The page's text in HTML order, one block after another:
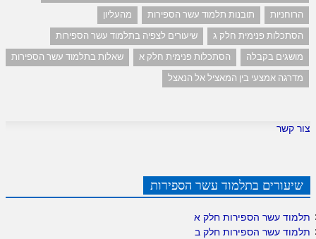
הרוחניות
תובנות תלמוד עשר הספירות
מהעליון
הסתכלות פנימית חלק ג
שיעורים לצפיה בתלמוד עשר הספירות
מושגים בקבלה
הסתכלות פנימית חלק א
שאלות בתלמוד עשר הספירות
מדרגה אמצעי בין המאציל אל הנאצל
צור קשר
שיעורים בתלמוד עשר הספירות
תלמוד עשר הספירות חלק א
תלמוד עשר הספירות חלק ב